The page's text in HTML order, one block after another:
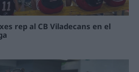
rep al CB Viladecans en el